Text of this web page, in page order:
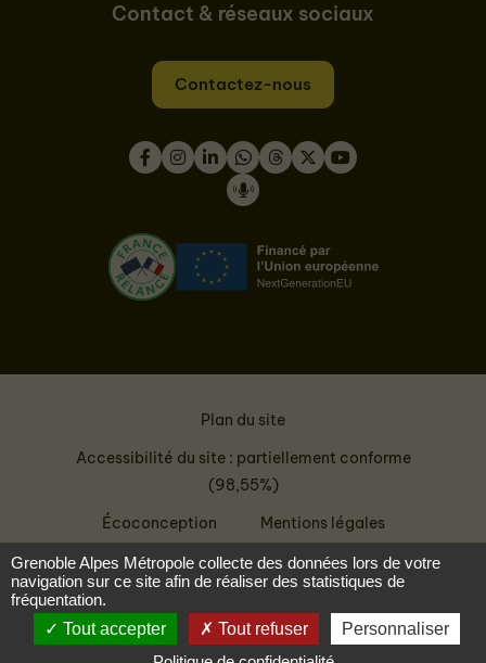
Grenoble Alpes Métropole collecte des données lors de votre
navigation sur ce site afin de réaliser des statistiques de
fréquentation.
Tout accepter
Tout refuser
Personnaliser
Contact & réseaux sociaux
Contactez-nous
Instagram
LinkedInWhatsApp
Plan du site
Accessibilité du site : partiellement conforme
(98,55%)
Écoconception
Mentions légales
Données personnelles